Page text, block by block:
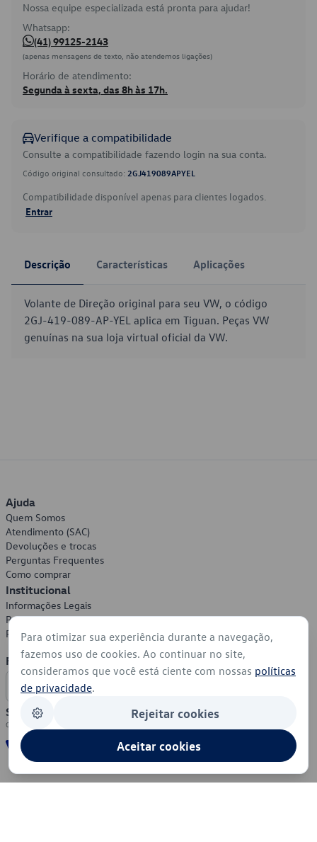
Nossa equipe especializada está pronta para ajudar!
Whatsapp:
(41) 99125-2143
(apenas mensagens de texto, não atendemos ligações)
Horário de atendimento:
Segunda à sexta, das 8h às 17h.
Verifique a compatibilidade
Consulte a compatibilidade fazendo login na sua conta.
Código original consultado: 2GJ419089APYEL
Compatibilidade disponível apenas para clientes logados.
Entrar
Descrição Características Aplicações
Volante de Direção original para seu VW, o código
2GJ-419-089-AP-YEL aplica em Tiguan. Peças VW
genuínas na sua loja virtual oficial da VW.
Ajuda
Quem Somos
Atendimento (SAC)
Devoluções e trocas
Perguntas Frequentes
Como comprar
Institucional
Informações Legais
Política de Privacidade
Política de Cookies
Formas de Pagamento
Segurança
Para otimizar sua experiência durante a navegação,
fazemos uso de cookies. Ao continuar no site,
consideramos que você está ciente com nossas políticas
de privacidade.
Rejeitar cookies
Aceitar cookies